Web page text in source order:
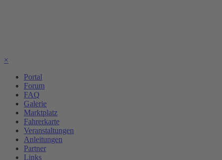
×
Portal
Forum
FAQ
Galerie
Marktplatz
Fahrerkarte
Veranstaltungen
Anleitungen
Partner
Links